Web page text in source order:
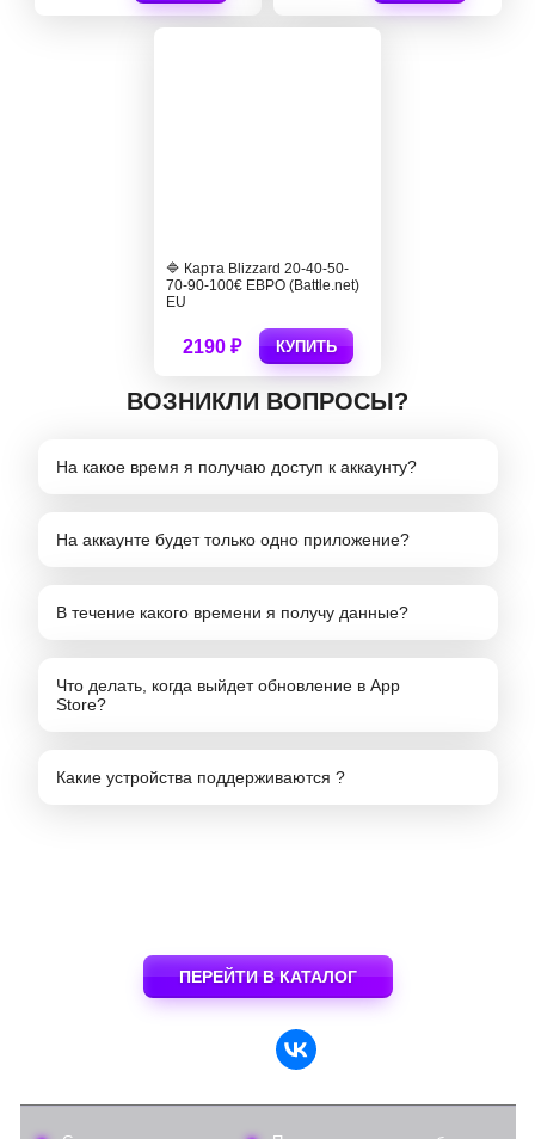
🔷 Карта Blizzard 20-40-50-
70-90-100€ ЕВРО (Battle.net)
EU
2190 ₽ КУПИТЬ
ВОЗНИКЛИ ВОПРОСЫ?
На какое время я получаю доступ к аккаунту?
На аккаунте будет только одно приложение?
В течение какого времени я получу данные?
Что делать, когда выйдет обновление в App
Store?
Какие устройства поддерживаются ?
ПЕРЕЙТИ В КАТАЛОГ